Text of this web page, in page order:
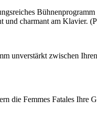
und charmant am Klavier.
unverstärkt zwischen
die Femmes Fatales